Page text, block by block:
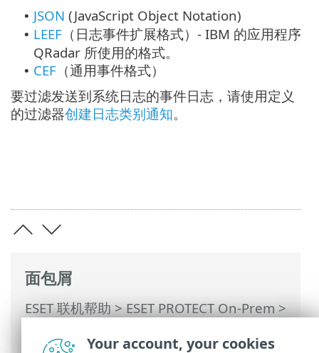
面包屑
ESET 联机帮助>ESET PROTECT On-Prem>
PROTECT On-Prem 主菜单 >更多> 将日志
• JSON (JavaScript Object Notation)
• LEEF （日志事件扩展格式）- IBM 的应用程序
QRadar 所使用的格式。
• CEF （通用事件格式）
要过滤发送到系统日志的事件日志，请使用定义
的过滤器创建日志类别通知。
Your account, your cookies